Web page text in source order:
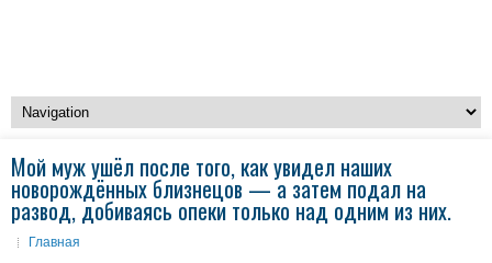
Мой муж ушёл после того, как увидел наших
новорождённых близнецов — а затем подал на
развод, добиваясь опеки только над одним из них.
Главная